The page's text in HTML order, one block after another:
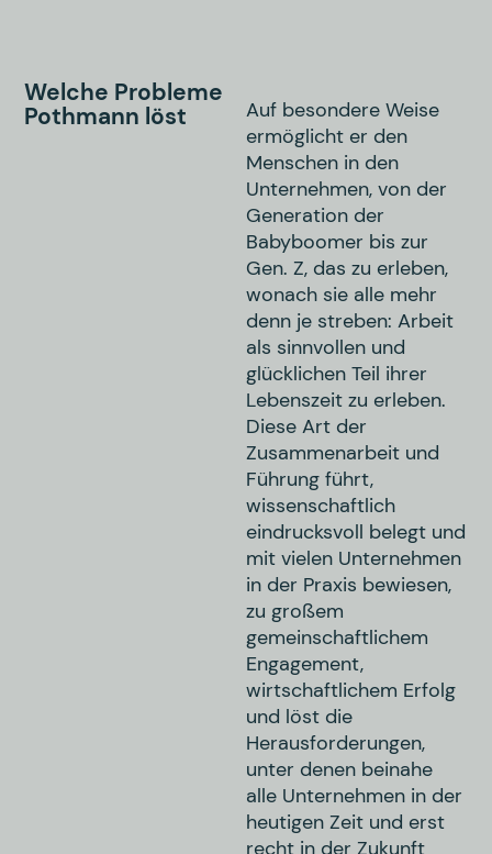
Welche Probleme
Pothmann löst
Auf besondere Weise
ermöglicht er den
Menschen in den
Unternehmen, von der
Generation der
Babyboomer bis zur
Gen. Z, das zu erleben,
wonach sie alle mehr
denn je streben: Arbeit
als sinnvollen und
glücklichen Teil ihrer
Lebenszeit zu erleben.
Diese Art der
Zusammenarbeit und
Führung führt,
wissenschaftlich
eindrucksvoll belegt und
mit vielen Unternehmen
in der Praxis bewiesen,
zu großem
gemeinschaftlichem
Engagement,
wirtschaftlichem Erfolg
und löst die
Herausforderungen,
unter denen beinahe
alle Unternehmen in der
heutigen Zeit und erst
recht in der Zukunft